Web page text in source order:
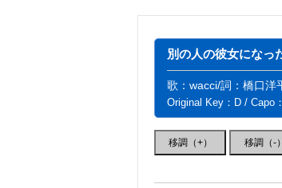
別の人の彼女になっ
歌：wacci/詞：橋口洋
Original Key：D / Capo